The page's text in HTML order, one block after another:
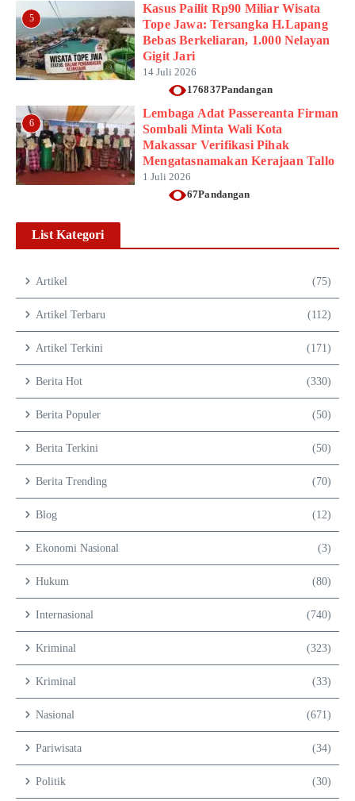
5
Kasus Pailit Rp90 Miliar Wisata
Tope Jawa: Tersangka H.Lapang
Bebas Berkeliaran, 1.000 Nelayan
Gigit Jari
14 Juli 2026
176837Pandangan
6
Lembaga Adat Passereanta Firman
Sombali Minta Wali Kota
Makassar Verifikasi Pihak
Mengatasnamakan Kerajaan Tallo
1 Juli 2026
67Pandangan
List Kategori
Artikel (75)
Artikel Terbaru (112)
Artikel Terkini (171)
Berita Hot (330)
Berita Populer (50)
Berita Terkini (50)
Berita Trending (70)
Blog (12)
Ekonomi Nasional (3)
Hukum (80)
Internasional (740)
Kriminal (323)
Kriminal (33)
Nasional (671)
Pariwisata (34)
Politik (30)